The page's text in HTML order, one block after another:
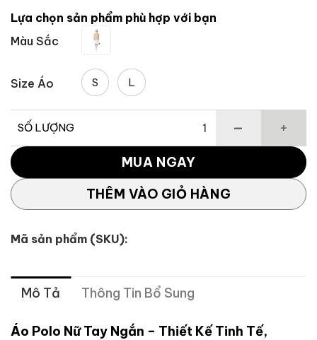
là:
2,695,000 ₫.
Lựa chọn sản phẩm phù hợp với bạn
Màu Sắc
Size Áo S L
SỐ LƯỢNG
Áo Polo Nữ Thể Thao TaylorMade Logo Hoa UN409 số
THÊM VÀO GIỎ HÀNG
MUA NGAY
Mã sản phẩm (SKU):
Mô Tả Thông Tin Bổ Sung
Áo Polo Nữ Tay Ngắn – Thiết Kế Tinh Tế,